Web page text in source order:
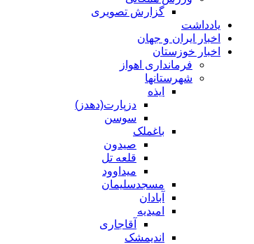
گزارش تصویری
یادداشت
اخبار ایران و جهان
اخبار خوزستان
فرمانداری اهواز
شهرستانها
ایذه
دزپارت(دهدز)
سوسن
باغملک
صیدون
قلعه تل
میداوود
مسجدسلیمان
آبادان
امیدیه
آقاجاری
اندیمشک